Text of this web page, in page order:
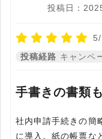
投稿日：
投稿経路 キャンペ
手書きの書類
社内申請手続きの簡
に導入。紙の帳票な